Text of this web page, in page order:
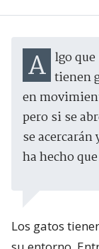
Algo que llama la curiosidad de quienes tienen
en
pero si se
se
ha hecho
Los gatos